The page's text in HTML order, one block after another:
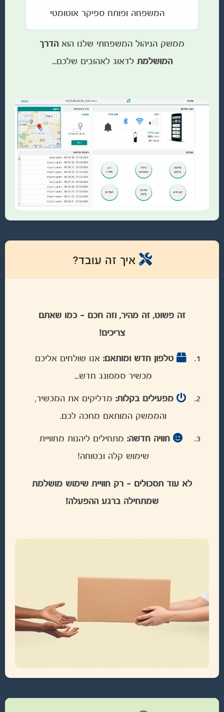
המשפחה ופותח ספיקר אוטומטי
ממשק הניהול המשפחתי שלנו הוא הדרך
המושלמת לדאוג לאהובים שלכם...
איך זה עובד?
זה פשוט, זה מהיר, וזה חכם – כמו שאתם
צריכים!
טלפון חדש ומותאם: אנו שולחים אליכם
מכשיר סמסונג חדש...
מפעילים בקלות: מדליקים את המכשיר,
והממשק המותאם מחכה לכם.
חוויה חדשה: מתחילים ליהנות מחוויית
שימוש קלה ובטוחה!
לא עוד תסכולים – רק חוויית שימוש מושלמת
שמתחילה ברגע ההפעלה!